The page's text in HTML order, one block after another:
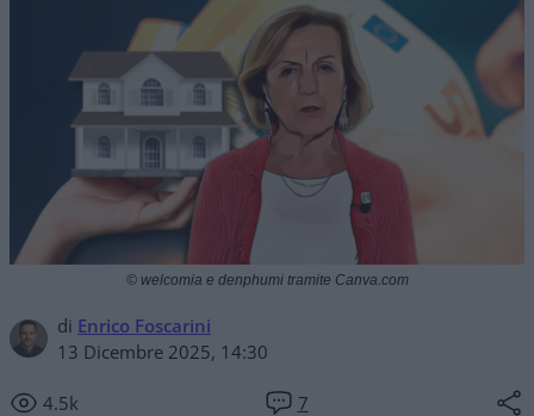
di Enrico Foscarini
13 Dicembre 2025, 14:30
4.5k 7
© welcomia e denphumi tramite Canva.com